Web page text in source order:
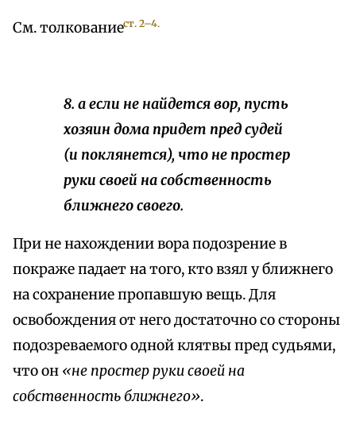
См. толкованиест. 2–4.
8. а если не найдется вор, пусть
хозяин дома придет пред судей
(и поклянется), что не простер
руки своей на собственность
ближнего своего.
При не нахождении вора подозрение в
покраже падает на того, кто взял у ближнего
на сохранение пропавшую вещь. Для
освобождения от него достаточно со стороны
подозреваемого одной клятвы пред судьями,
что он «не простер руки своей на
собственность ближнего».